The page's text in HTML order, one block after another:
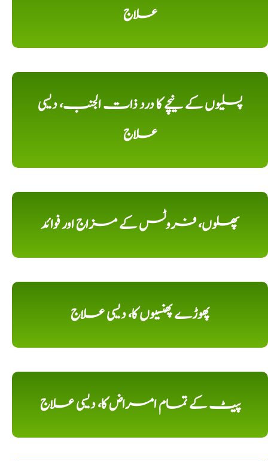
علاج
پسلیوں کے نیچے کا درد ذات الجنب، دیسی
علاج
پھلوں، فروٹس کے مزاج اور فوائد
پھوڑے پھنسیوں کا، دیسی علاج
پیٹ کے تمام امراض کا، دیسی علاج